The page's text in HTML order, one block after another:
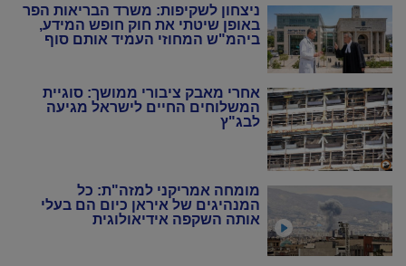
ניצחון לשקיפות: משרד הבריאות הפר
באופן שיטתי את חוק חופש המידע,
ביהמ"ש המחוזי העמיד אותם סוף
אחרי מאבק ציבורי ממושך: סוגיית
המשלוחים החיים לישראל מגיעה
לבג"ץ
מומחה אמריקני למזה"ת: כל
המנהיגים של איראן כיום הם בעלי
אותה השקפה אידיאולוגית